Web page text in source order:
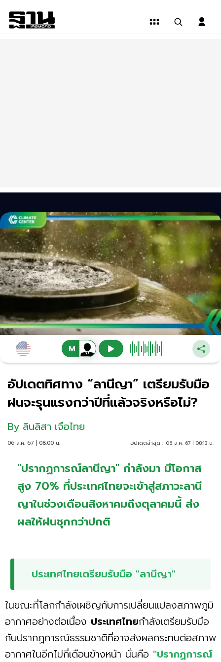
อัปเดตทิศทาง “ลานีญา” เตรียมรับมือ
ฝนจะรุนแรงกว่าปีที่แล้วจริงหรือไม่?
By ลินลิสา เจือไทย
06 ส.ค. 67 | 08:00 น. อัปเดตล่าสุด : 06 ส.ค. 67 | 08:13 น.
"ปรากฏการณ์ลานีญา" กำลังมา มีโอกาส
สูง 70% ที่ประเทศไทยจะเข้าสู่สภาวะลานี
ญาในช่วงเดือนสิงหาคมถึงตุลาคมนี้ ส่ง
ผลให้ฝนชุกกว่าปกติ
ประเทศไทยเตรียมรับมือ "ลานีญา"
ในขณะที่โลกกำลังเผชิญกับการเปลี่ยนแปลงสภาพภูมิ
อากาศอย่างต่อเนื่อง ประเทศไทยกำลังเตรียมรับมือ
กับปรากฏการณ์ธรรมชาติที่อาจส่งผลกระทบต่อสภาพ
อากาศในอีกไม่กี่เดือนข้างหน้า นั่นคือ "ปรากฏการณ์